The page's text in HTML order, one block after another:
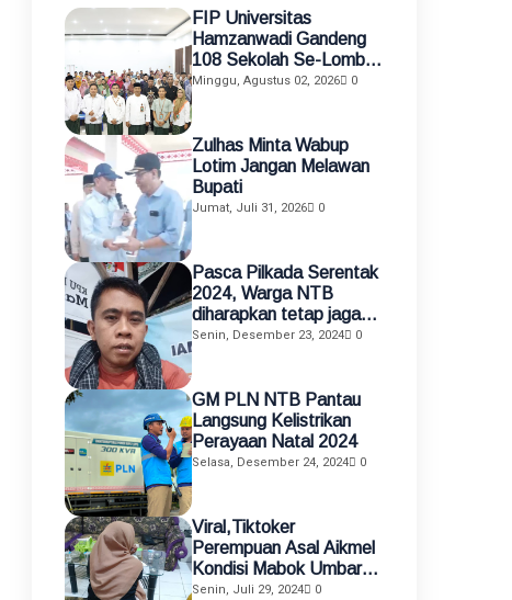
FIP Universitas
Hamzanwadi Gandeng
108 Sekolah Se-Lombok
Timur, Perkuat
Mengajar dan KKN
Terintegrasi
Minggu, Agustus 02, 2026 0
Zulhas Minta Wabup
Lotim Jangan Melawan
Bupati
Jumat, Juli 31, 2026 0
Pasca Pilkada Serentak
2024, Warga NTB
diharapkan tetap jaga
kamtibmas
Senin, Desember 23, 2024 0
GM PLN NTB Pantau
Langsung Kelistrikan
Perayaan Natal 2024
Selasa, Desember 24, 2024 0
Viral,Tiktoker
Perempuan Asal Aikmel
Kondisi Mabok Umbar
Aurat di Medsos
Senin, Juli 29, 2024 0